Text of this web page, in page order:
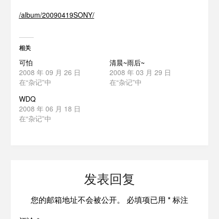
/album/20090419SONY/
相关
可怕
2008 年 09 月 26 日
在“杂记”中
清晨~雨后~
2008 年 03 月 29 日
在“杂记”中
WDQ
2008 年 06 月 18 日
在“杂记”中
发表回复
您的邮箱地址不会被公开。 必填项已用 *标注